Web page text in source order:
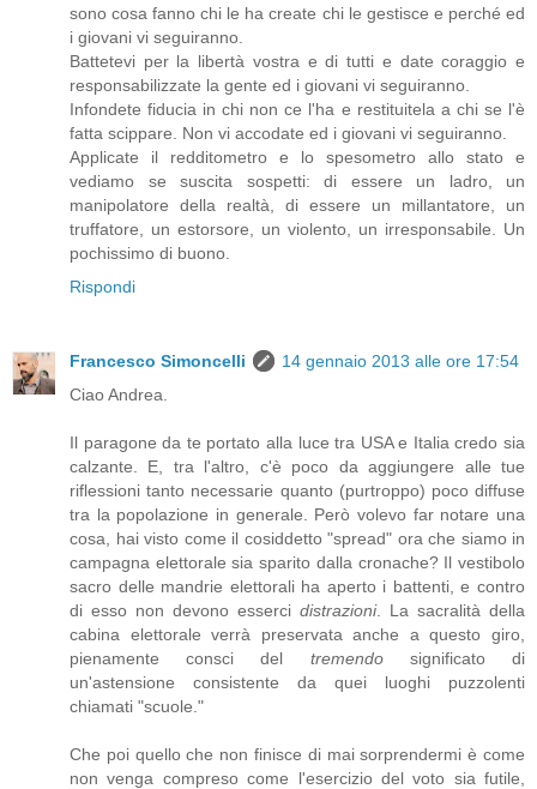
sono cosa fanno chi le ha create chi le gestisce e perché ed
i giovani vi seguiranno.
Battetevi per la libertà vostra e di tutti e date coraggio e
responsabilizzate la gente ed i giovani vi seguiranno.
Infondete fiducia in chi non ce l'ha e restituitela a chi se l'è
fatta scippare. Non vi accodate ed i giovani vi seguiranno.
Applicate il redditometro e lo spesometro allo stato e
vediamo se suscita sospetti: di essere un ladro, un
manipolatore della realtà, di essere un millantatore, un
truffatore, un estorsore, un violento, un irresponsabile. Un
pochissimo di buono.
Rispondi
Francesco Simoncelli
14 gennaio 2013 alle ore 17:54
Ciao Andrea.
Il paragone da te portato alla luce tra USA e Italia credo sia
calzante. E, tra l'altro, c'è poco da aggiungere alle tue
riflessioni tanto necessarie quanto (purtroppo) poco diffuse
tra la popolazione in generale. Però volevo far notare una
cosa, hai visto come il cosiddetto "spread" ora che siamo in
campagna elettorale sia sparito dalla cronache? Il vestibolo
sacro delle mandrie elettorali ha aperto i battenti, e contro
di esso non devono esserci distrazioni. La sacralità della
cabina elettorale verrà preservata anche a questo giro,
pienamente consci del tremendosignificato di
un'astensione consistente da quei luoghi puzzolenti
chiamati "scuole."
Che poi quello che non finisce di mai sorprendermi è come
non venga compreso come l'esercizio del voto sia futile,